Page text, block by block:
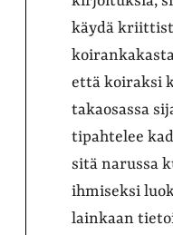
käydä
että koiraksi
takaosassa
tipahtelee
sitä narussa
ihmiseksi
lainkaan